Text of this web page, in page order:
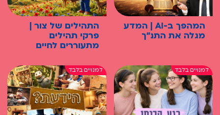
המהפך ב-AI | המדע
מגלה את התנ"ך
התהילים של צור |
פרקי תהילים
מתעוררים לחיים